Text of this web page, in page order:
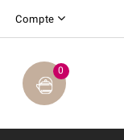
Compte
0